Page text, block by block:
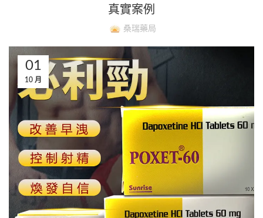
真實案例
桑瑞藥局
01
10 月